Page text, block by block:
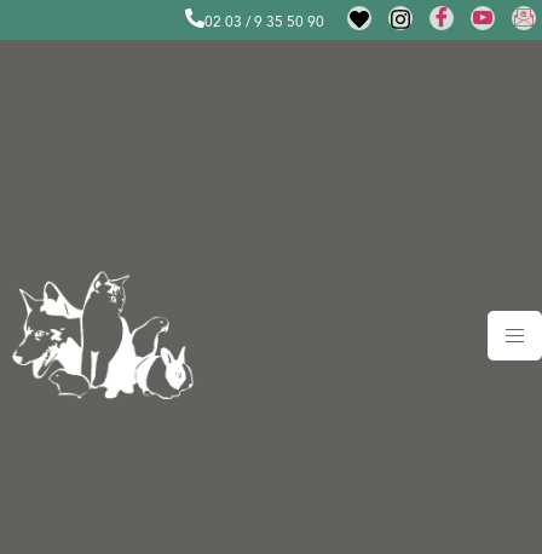
02 03 / 9 35 50 90